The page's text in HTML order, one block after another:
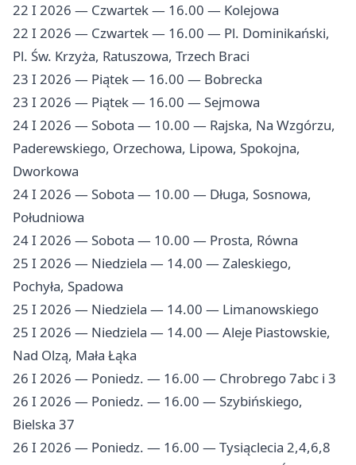
22 I 2026 — Czwartek — 16.00 — Kolejowa
22 I 2026 — Czwartek — 16.00 — Pl. Dominikański,
Pl. Św. Krzyża, Ratuszowa, Trzech Braci
23 I 2026 — Piątek — 16.00 — Bobrecka
23 I 2026 — Piątek — 16.00 — Sejmowa
24 I 2026 — Sobota — 10.00 — Rajska, Na Wzgórzu,
Paderewskiego, Orzechowa, Lipowa, Spokojna,
Dworkowa
24 I 2026 — Sobota — 10.00 — Długa, Sosnowa,
Południowa
24 I 2026 — Sobota — 10.00 — Prosta, Równa
25 I 2026 — Niedziela — 14.00 — Zaleskiego,
Pochyła, Spadowa
25 I 2026 — Niedziela — 14.00 — Limanowskiego
25 I 2026 — Niedziela — 14.00 — Aleje Piastowskie,
Nad Olzą, Mała Łąka
26 I 2026 — Poniedz. — 16.00 — Chrobrego 7abc i 3
26 I 2026 — Poniedz. — 16.00 — Szybińskiego,
Bielska 37
26 I 2026 — Poniedz. — 16.00 — Tysiąclecia 2,4,6,8